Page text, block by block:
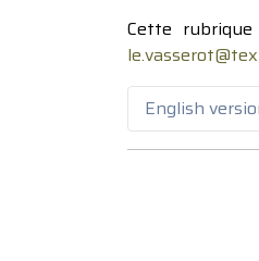
Cette
English